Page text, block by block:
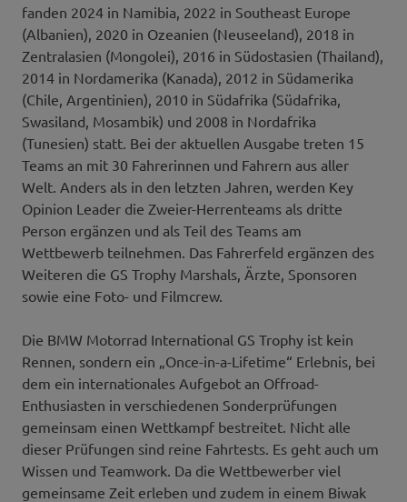
fanden 2024 in Namibia, 2022 in Southeast Europe
(Albanien), 2020 in Ozeanien (Neuseeland), 2018 in
Zentralasien (Mongolei), 2016 in Südostasien (Thailand),
2014 in Nordamerika (Kanada), 2012 in Südamerika
(Chile, Argentinien), 2010 in Südafrika (Südafrika,
Swasiland, Mosambik) und 2008 in Nordafrika
(Tunesien) statt. Bei der aktuellen Ausgabe treten 15
Teams an mit 30 Fahrerinnen und Fahrern aus aller
Welt. Anders als in den letzten Jahren, werden Key
Opinion Leader die Zweier-Herrenteams als dritte
Person ergänzen und als Teil des Teams am
Wettbewerb teilnehmen. Das Fahrerfeld ergänzen des
Weiteren die GS Trophy Marshals, Ärzte, Sponsoren
sowie eine Foto- und Filmcrew.
Die BMW Motorrad International GS Trophy ist kein
Rennen, sondern ein „Once-in-a-Lifetime“ Erlebnis, bei
dem ein internationales Aufgebot an Offroad-
Enthusiasten in verschiedenen Sonderprüfungen
gemeinsam einen Wettkampf bestreitet. Nicht alle
dieser Prüfungen sind reine Fahrtests. Es geht auch um
Wissen und Teamwork. Da die Wettbewerber viel
gemeinsame Zeit erleben und zudem in einem Biwak